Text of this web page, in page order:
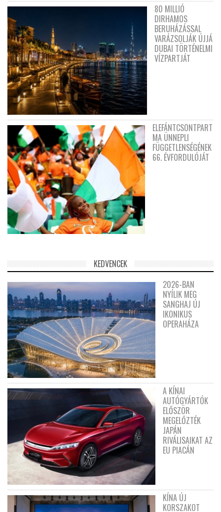
80 MILLIÓ
DIRHAMOS
BERUHÁZÁSSAL
VARÁZSOLJÁK ÚJJÁ
DUBAI TÖRTÉNELMI
VÍZPARTJÁT
ELEFÁNTCSONTPART
MA ÜNNEPLI
FÜGGETLENSÉGÉNEK
66. ÉVFORDULÓJÁT
KEDVENCEK
2026-BAN
NYÍLIK MEG
SANGHAJ ÚJ
IKONIKUS
OPERAHÁZA
A KÍNAI
AUTÓGYÁRTÓK
ELŐSZÖR
MEGELŐZTÉK
JAPÁN
RIVÁLISAIKAT AZ
EU PIACÁN
KÍNA ÚJ
KORSZAKOT